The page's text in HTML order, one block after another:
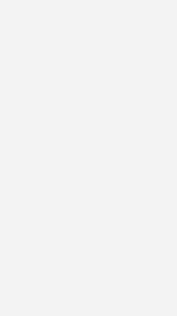
ótimo
para
gebruik in de